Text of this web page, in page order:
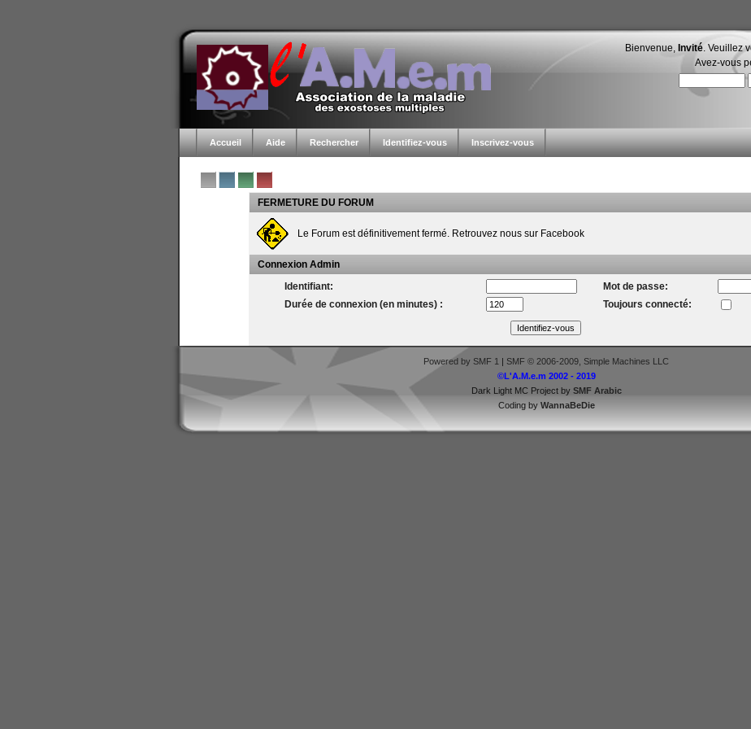
Bienvenue, Invité. Veuillez
Avez-vous
Accueil Aide Rechercher Identifiez-vous Inscrivez-vous
FERMETURE DU FORUM
Le Forum est définitivement fermé. Retrouvez nous sur Facebook
Connexion Admin
Identifiant:
Mot de passe:
Durée de connexion (en minutes) :
Toujours connecté:
Powered by SMF 1 | SMF © 2006-2009, Simple Machines LLC
©L'A.M.e.m 2002 - 2019
Dark Light MC Project by SMF Arabic
Coding by WannaBeDie